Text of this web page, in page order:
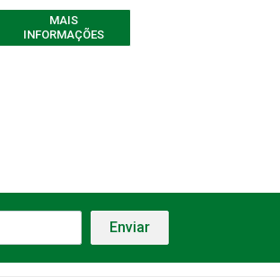
MAIS
INFORMAÇÕES